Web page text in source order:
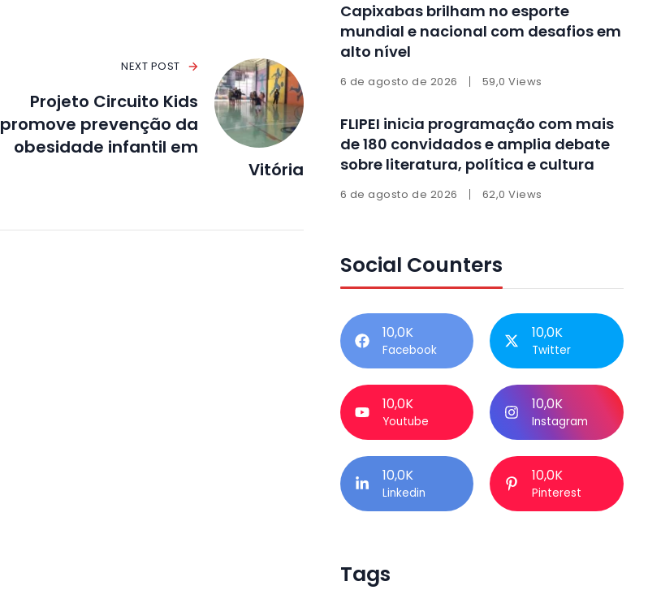
NEXT POST
Projeto Circuito Kids
promove prevenção da
obesidade infantil em
Vitória
Capixabas brilham no esporte
mundial e nacional com desafios em
alto nível
6 de agosto de 2026 59,0 Views
FLIPEI inicia programação com mais
de 180 convidados e amplia debate
sobre literatura, política e cultura
6 de agosto de 2026 62,0 Views
Social Counters
10,0K
Facebook
10,0K
Twitter
10,0K
Youtube
10,0K
Instagram
10,0K
Linkedin
10,0K
Pinterest
Tags